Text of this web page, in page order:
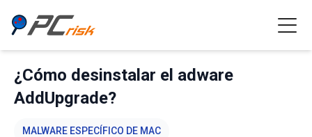
¿Cómo desinstalar el adware
AddUpgrade?
MALWARE ESPECÍFICO DE MAC